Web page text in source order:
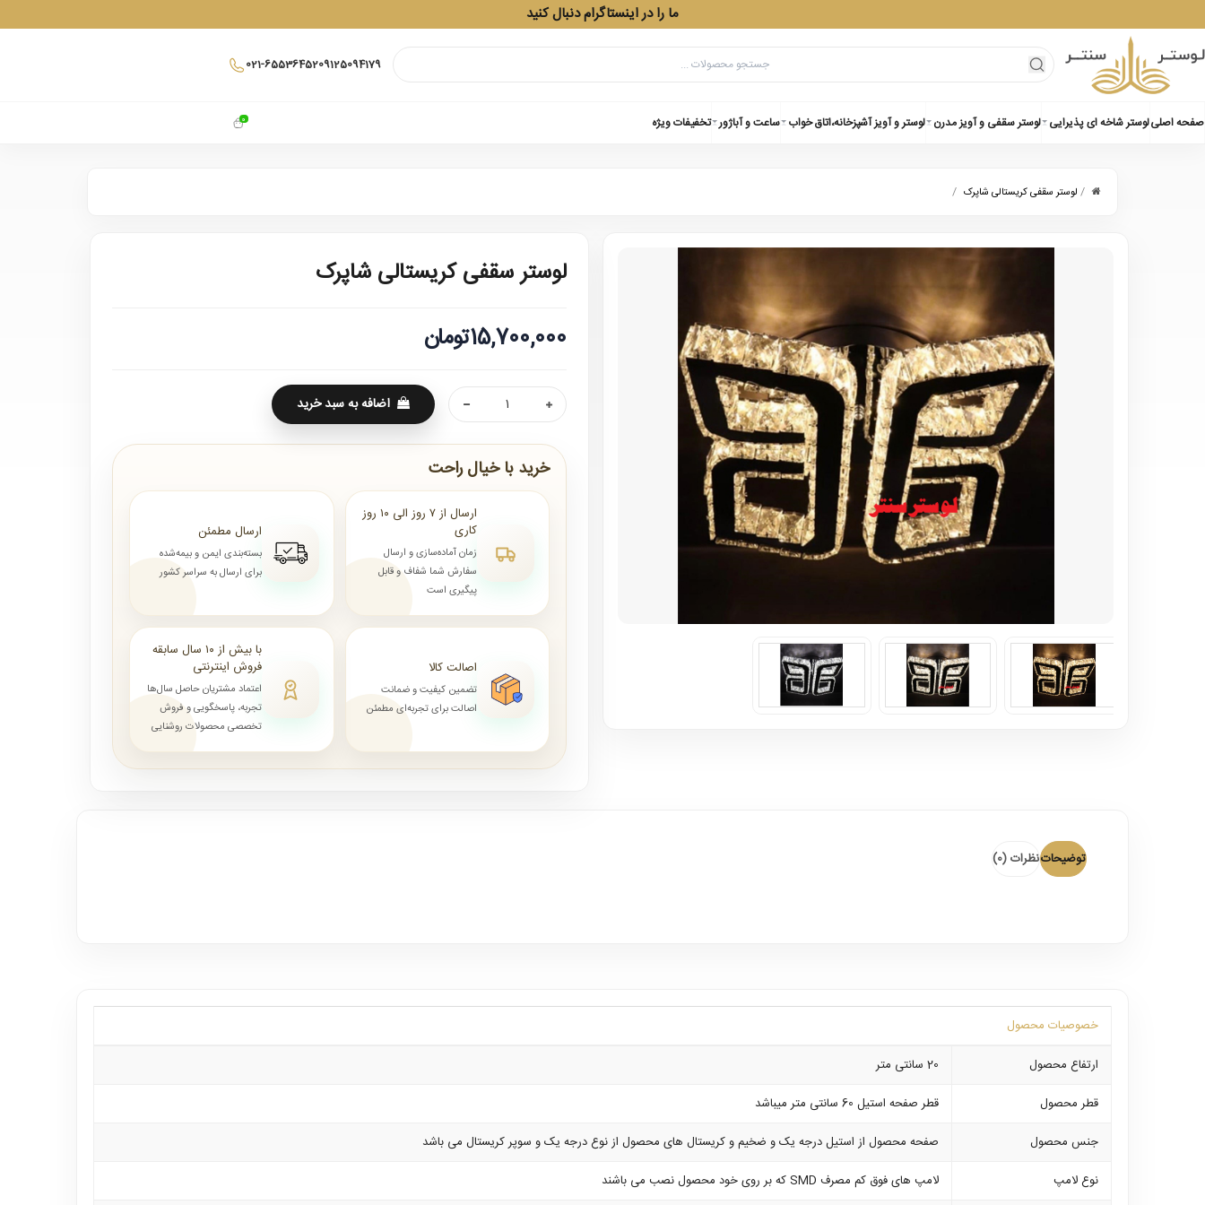
ما را در اینستاگرام دنبال کنید
021-6553645209125094179
0 صفحه اصلیلوستر شاخه ای پذیرایی لوستر سقفی و آویز مدرن لوستر و آویز آشپزخانه،اتاق خواب ساعت و آباژور تخفیفات ویژه
/ لوستر سقفی کریستالی شاپرک /
لوستر سقفی کریستالی شاپرک
15,700,000تومان
اضافه به سبد خرید
خرید با خیال راحت
ارسال از ۷ روز الی ۱۰ روز
کاری
زمان آماده‌سازی و ارسال
سفارش شما شفاف و قابل
پیگیری است
ارسال مطمئن
بسته‌بندی ایمن و بیمه‌شده
برای ارسال به سراسر کشور
اصالت کالا
تضمین کیفیت و ضمانت
اصالت برای تجربه‌ای مطمئن
با بیش از ۱۰ سال سابقه
فروش اینترنتی
اعتماد مشتریان حاصل سال‌ها
تجربه، پاسخگویی و فروش
تخصصی محصولات روشنایی
توضیحاتنظرات (0)
خصوصیات محصول
ارتفاع محصول
20 سانتی متر
قطر محصول
قطر صفحه استیل 60 سانتی متر میباشد
جنس محصول
صفحه محصول از استیل درجه یک و ضخیم و کریستال های محصول از نوع درجه یک و سوپر کریستال می باشد
نوع لامپ
لامپ های فوق کم مصرف SMD که بر روی خود محصول نصب می باشند